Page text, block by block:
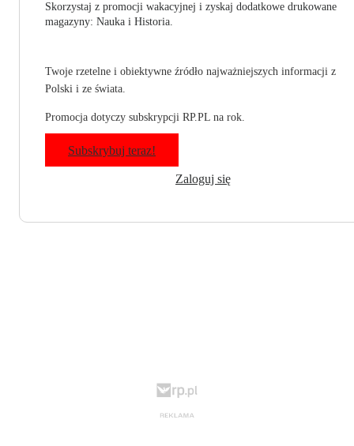
Skorzystaj z promocji wakacyjnej i zyskaj dodatkowe drukowane
magazyny: Nauka i Historia.
Twoje rzetelne i obiektywne źródło najważniejszych informacji z
Polski i ze świata.
Promocja dotyczy subskrypcji RP.PL na rok.
Subskrybuj teraz!
Zaloguj się